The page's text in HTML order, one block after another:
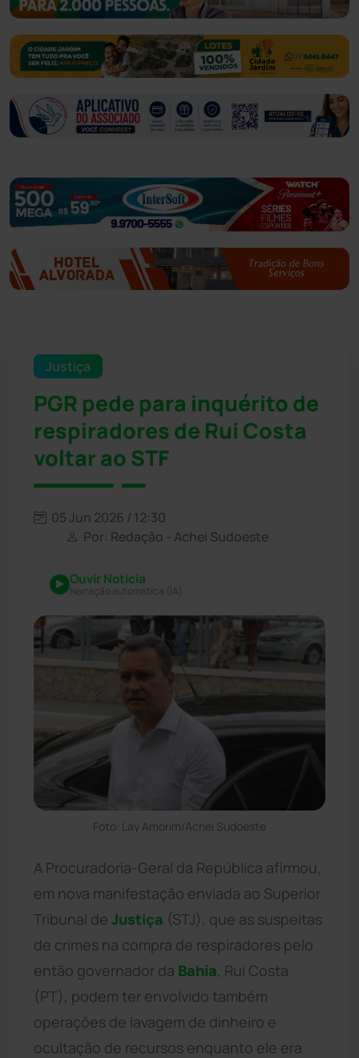
Justiça
PGR pede para inquérito de
respiradores de Rui Costa
voltar ao STF
05 Jun 2026 / 12:30
Por: Redação - Achei Sudoeste
Ouvir Notícia
Narração automática (IA)
Foto: Lay Amorim/Achei Sudoeste
A Procuradoria-Geral da República afirmou,
em nova manifestação enviada ao Superior
Tribunal de Justiça (STJ), que as suspeitas
de crimes na compra de respiradores pelo
então governador da Bahia, Rui Costa
(PT), podem ter envolvido também
operações de lavagem de dinheiro e
ocultação de recursos enquanto ele era